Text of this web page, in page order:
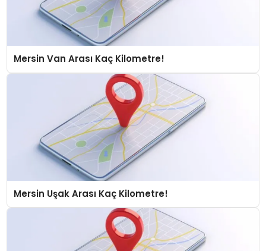
Mersin Van Arası Kaç Kilometre!
Mersin Uşak Arası Kaç Kilometre!